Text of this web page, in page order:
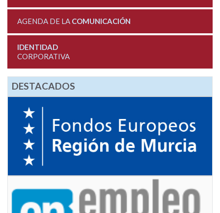
AGENDA DE LA COMUNICACIÓN
IDENTIDAD
CORPORATIVA
DESTACADOS